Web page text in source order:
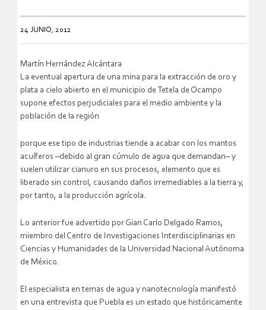
24 JUNIO, 2012
Martín Hernández Alcántara
La eventual apertura de una mina para la extracción de oro y
plata a cielo abierto en el municipio de Tetela de Ocampo
supone efectos perjudiciales para el medio ambiente y la
población de la región
porque ese tipo de industrias tiende a acabar con los mantos
acuíferos –debido al gran cúmulo de agua que demandan– y
suelen utilizar cianuro en sus procesos, elemento que es
liberado sin control, causando daños irremediables a la tierra y,
por tanto, a la producción agrícola.
Lo anterior fue advertido por Gian Carlo Delgado Ramos,
miembro del Centro de Investigaciones Interdisciplinarias en
Ciencias y Humanidades de la Universidad Nacional Autónoma
de México.
El especialista en temas de agua y nanotecnología manifestó
en una entrevista que Puebla es un estado que históricamente